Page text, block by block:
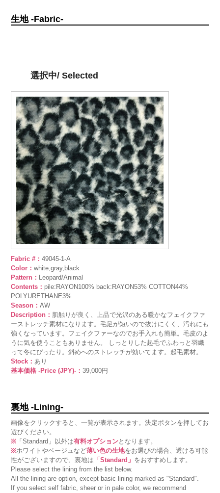
生地 -Fabric-
選択中/ Selected
Fabric #：49045-1-A
Color：white,gray,black
Pattern： Leopard/Animal
Contents： pile:RAYON100% back:RAYON53% COTTON44%
POLYURETHANE3%
Season：AW
Description： 肌触りが良く、上品で光沢のある暖かなフェイクファ
ーストレッチ素材になります。毛足が短いので抜けにくく、汚れにも
強くなっています。フェイクファーなのでお手入れも簡単。毛皮のよ
うに気を使うこともありません。 しっとりした起毛でふわっと羽織
って冬にぴったり。斜めへのストレッチが効いてます。起毛素材。
Stock：あり
基本価格 -Price (JPY)-：39,000円
裏地 -Lining-
画像をクリックすると、一覧が表示されます。決定ボタンを押してお
選びください。
※ 「Standard」以外は有料オプションとなります。
※ホワイトやベージュなど薄い色の生地をお選びの場合、透ける可能
性がございますので、裏地は 「Standard」 をおすすめします。
Please select the lining from the list below.
All the lining are option, except basic lining marked as "Standard".
If you select self fabric, sheer or in pale color, we recommend